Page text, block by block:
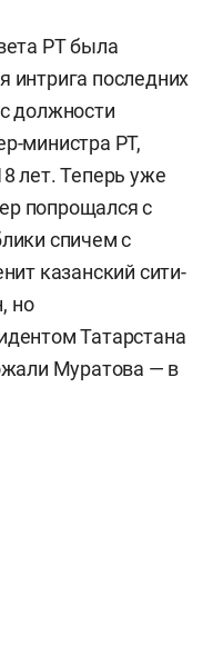
РТ была
интрига последних
должности
министра РТ,
лет. Теперь уже
попрощался с
спичем с
казанский сити-
но
Татарстана
Муратова — в